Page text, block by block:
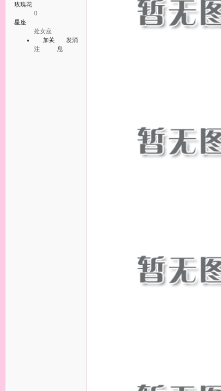
玫瑰花
0
星座
处女座
加关
注
发消
息